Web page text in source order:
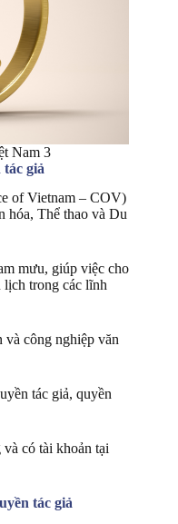
Nam 3
giả
of Vietnam – COV)
hóa, Thể thao và Du
mưu, giúp việc cho
trong các lĩnh
và công nghiệp văn
tác giả, quyền
có tài khoản tại
tác giả